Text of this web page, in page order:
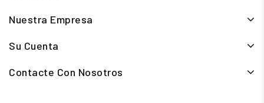
Nuestra Empresa
Su Cuenta
Contacte Con Nosotros